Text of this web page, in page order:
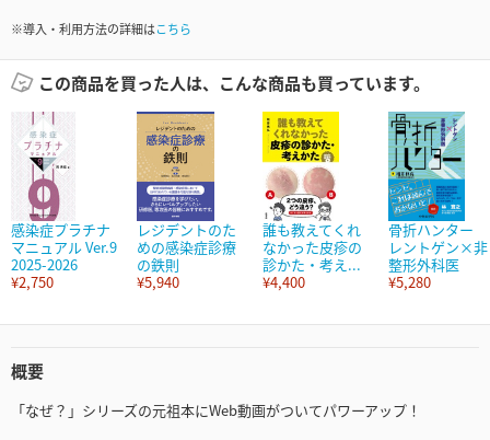
※導入・利用方法の詳細はこちら
この商品を買った人は、こんな商品も買っています。
感染症プラチナ
マニュアル Ver.9
2025-2026
¥2,750
レジデントのた
めの感染症診療
の鉄則
¥5,940
誰も教えてくれ
なかった皮疹の
診かた・考え...
¥4,400
骨折ハンター
レントゲン×非
整形外科医
¥5,280
概要
「なぜ？」シリーズの元祖本にWeb動画がついてパワーアップ！